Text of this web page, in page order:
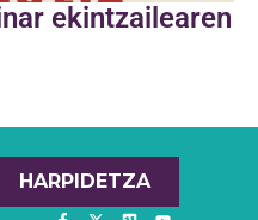
ekintzailearen
HARPIDETZA